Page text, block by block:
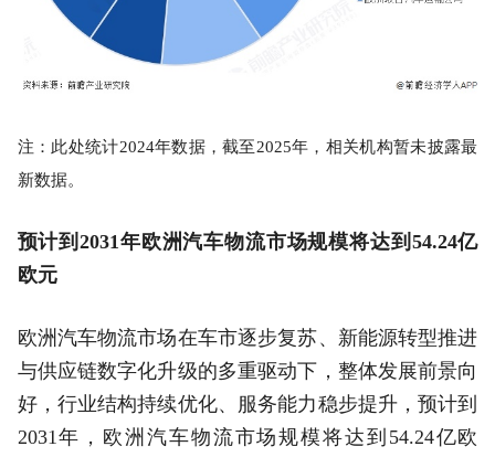
注：此处统计2024年数据，截至2025年，相关机构暂未披露最
新数据。
预计到2031年欧洲汽车物流市场规模将达到54.24亿
欧元
欧洲汽车物流市场在车市逐步复苏、新能源转型推进
与供应链数字化升级的多重驱动下，整体发展前景向
好，行业结构持续优化、服务能力稳步提升，预计到
2031年，欧洲汽车物流市场规模将达到54.24亿欧